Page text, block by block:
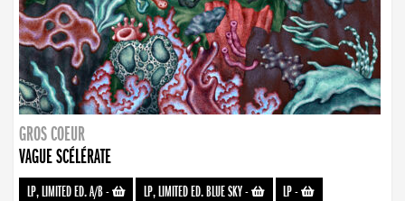
GROS COEUR
VAGUE SCÉLÉRATE
LP, LIMITED ED. A/B- LP, LIMITED ED. BLUE SKY- LP-